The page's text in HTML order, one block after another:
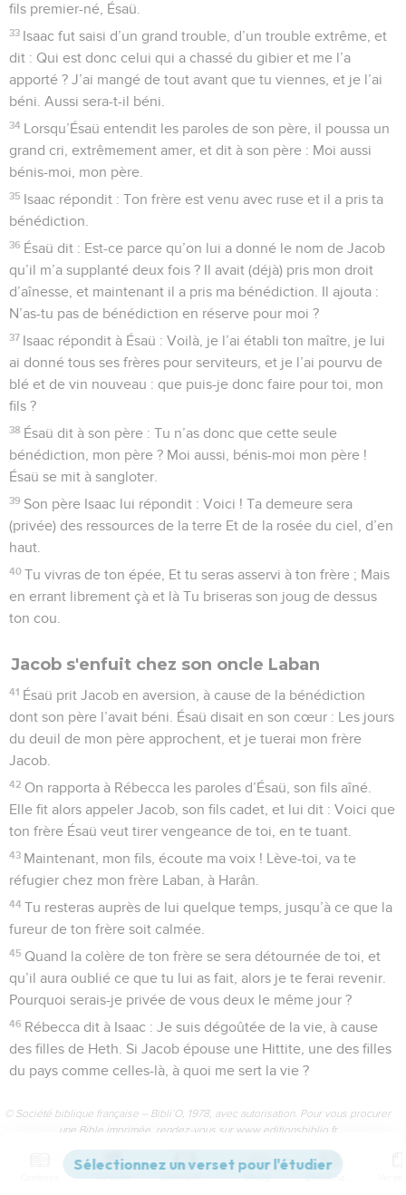
fils premier-né, Ésaü.
33 Isaac fut saisi d’un grand trouble, d’un trouble extrême, et
dit : Qui est donc celui qui a chassé du gibier et me l’a
apporté ? J’ai mangé de tout avant que tu viennes, et je l’ai
béni. Aussi sera-t-il béni.
34 Lorsqu’Ésaü entendit les paroles de son père, il poussa un
grand cri, extrêmement amer, et dit à son père : Moi aussi
bénis-moi, mon père.
35 Isaac répondit : Ton frère est venu avec ruse et il a pris ta
bénédiction.
36 Ésaü dit : Est-ce parce qu’on lui a donné le nom de Jacob
qu’il m’a supplanté deux fois ? Il avait (déjà) pris mon droit
d’aînesse, et maintenant il a pris ma bénédiction. Il ajouta :
N’as-tu pas de bénédiction en réserve pour moi ?
37 Isaac répondit à Ésaü : Voilà, je l’ai établi ton maître, je lui
ai donné tous ses frères pour serviteurs, et je l’ai pourvu de
blé et de vin nouveau : que puis-je donc faire pour toi, mon
fils ?
38 Ésaü dit à son père : Tu n’as donc que cette seule
bénédiction, mon père ? Moi aussi, bénis-moi mon père !
Ésaü se mit à sangloter.
39 Son père Isaac lui répondit : Voici ! Ta demeure sera
(privée) des ressources de la terre Et de la rosée du ciel, d’en
haut.
40 Tu vivras de ton épée, Et tu seras asservi à ton frère ; Mais
en errant librement çà et là Tu briseras son joug de dessus
ton cou.
Jacob s'enfuit chez son oncle Laban
41 Ésaü prit Jacob en aversion, à cause de la bénédiction
dont son père l’avait béni. Ésaü disait en son cœur : Les jours
du deuil de mon père approchent, et je tuerai mon frère
Jacob.
42 On rapporta à Rébecca les paroles d’Ésaü, son fils aîné.
Elle fit alors appeler Jacob, son fils cadet, et lui dit : Voici que
ton frère Ésaü veut tirer vengeance de toi, en te tuant.
43 Maintenant, mon fils, écoute ma voix ! Lève-toi, va te
réfugier chez mon frère Laban, à Harân.
44 Tu resteras auprès de lui quelque temps, jusqu’à ce que la
fureur de ton frère soit calmée.
45 Quand la colère de ton frère se sera détournée de toi, et
qu’il aura oublié ce que tu lui as fait, alors je te ferai revenir.
Pourquoi serais-je privée de vous deux le même jour ?
46 Rébecca dit à Isaac : Je suis dégoûtée de la vie, à cause
des filles de Heth. Si Jacob épouse une Hittite, une des filles
du pays comme celles-là, à quoi me sert la vie ?
© Société biblique française – Bibli’O, 1978, avec autorisation. Pour vous procurer
une Bible imprimée, rendez-vous sur www.editionsbiblio.fr
Versions Commentaires Strong